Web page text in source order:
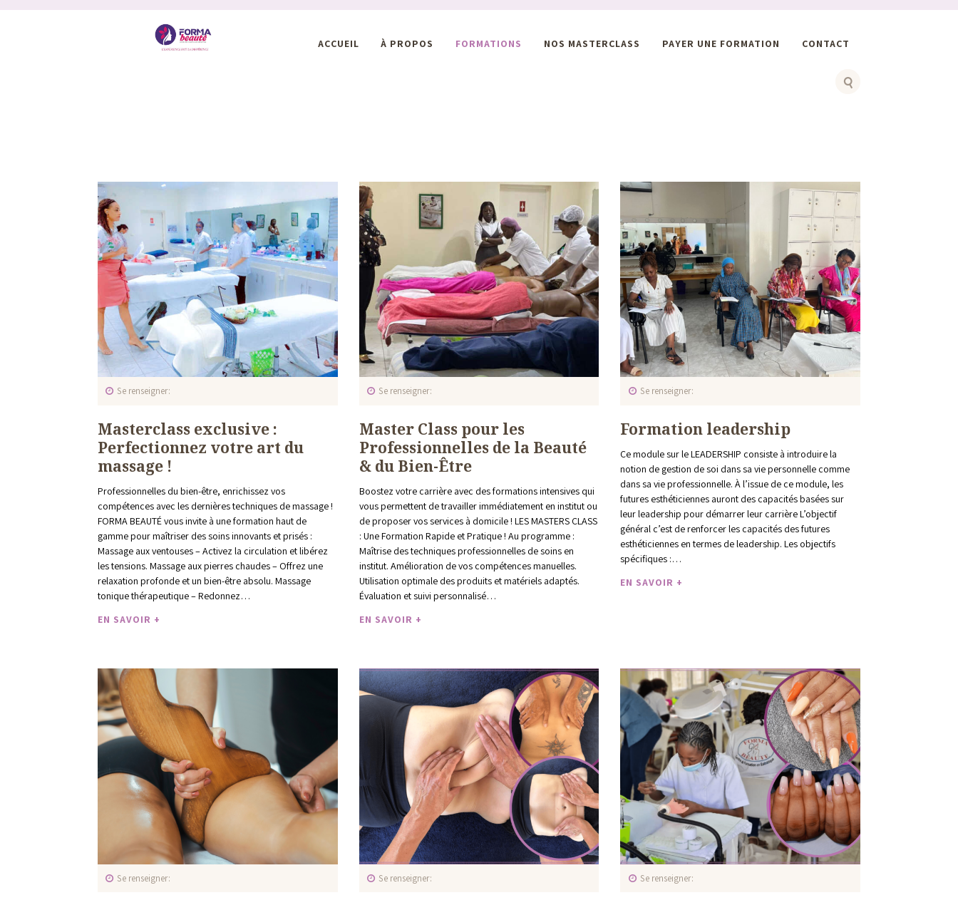
ACCUEIL À PROPOS FORMATIONS NOS MASTERCLASS PAYER UNE FORMATION CONTACT
PAYER UNE FORMATION
Se renseigner
Masterclass exclusive :
Perfectionnez votre art du
massage !
Professionnelles du bien-être, enrichissez vos
compétences avec les dernières techniques de massage !
FORMA BEAUTÉ vous invite à une formation haut de
gamme pour maîtriser des soins innovants et prisés :
Massage aux ventouses – Activez la circulation et libérez
les tensions. Massage aux pierres chaudes – Offrez une
relaxation profonde et un bien-être absolu. Massage
tonique thérapeutique – Redonnez…
EN SAVOIR +
Se renseigner
Master Class pour les
Professionnelles de la Beauté
& du Bien-Être
Boostez votre carrière avec des formations intensives qui
vous permettent de travailler immédiatement en institut ou
de proposer vos services à domicile ! LES MASTERS CLASS
: Une Formation Rapide et Pratique ! Au programme :
Maîtrise des techniques professionnelles de soins en
institut. Amélioration de vos compétences manuelles.
Utilisation optimale des produits et matériels adaptés.
Évaluation et suivi personnalisé…
EN SAVOIR +
Se renseigner
Formation leadership
Ce module sur le LEADERSHIP consiste à introduire la
notion de gestion de soi dans sa vie personnelle comme
dans sa vie professionnelle. À l’issue de ce module, les
futures esthéticiennes auront des capacités basées sur
leur leadership pour démarrer leur carrière L’objectif
général c’est de renforcer les capacités des futures
esthéticiennes en termes de leadership. Les objectifs
spécifiques :…
EN SAVOIR +
Se renseigner Se renseigner Se renseigner